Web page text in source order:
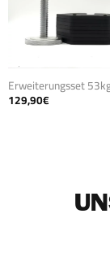
Erweiterungsset
129,90€